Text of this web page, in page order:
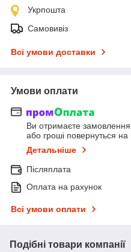
Укрпошта
Самовивіз
Всі умови доставки
Умови оплати
Ви отримаєте замовлення
або гроші повернуться на
Детальніше
Післяплата
Оплата на рахунок
Всі умови оплати
Подібні товари компанії